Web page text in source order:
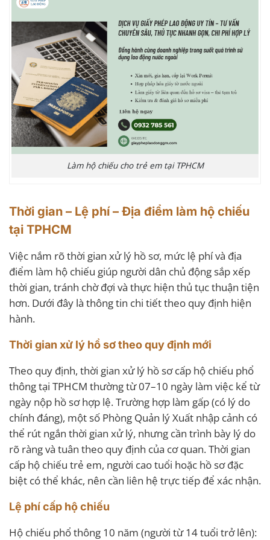
Làm hộ chiếu cho trẻ em tại TPHCM
Thời gian – Lệ phí – Địa điểm làm hộ chiếu
tại TPHCM
Việc nắm rõ thời gian xử lý hồ sơ, mức lệ phí và địa
điểm làm hộ chiếu giúp người dân chủ động sắp xếp
thời gian, tránh chờ đợi và thực hiện thủ tục thuận tiện
hơn. Dưới đây là thông tin chi tiết theo quy định hiện
hành.
Thời gian xử lý hồ sơ theo quy định mới
Theo quy định, thời gian xử lý hồ sơ cấp hộ chiếu phổ
thông tại TPHCM thường từ 07–10 ngày làm việc kể từ
ngày nộp hồ sơ hợp lệ. Trường hợp làm gấp (có lý do
chính đáng), một số Phòng Quản lý Xuất nhập cảnh có
thể rút ngắn thời gian xử lý, nhưng cần trình bày lý do
rõ ràng và tuân theo quy định của cơ quan. Thời gian
cấp hộ chiếu trẻ em, người cao tuổi hoặc hồ sơ đặc
biệt có thể khác, nên cần liên hệ trực tiếp để xác nhận.
Lệ phí cấp hộ chiếu
Hộ chiếu phổ thông 10 năm (người từ 14 tuổi trở lên):